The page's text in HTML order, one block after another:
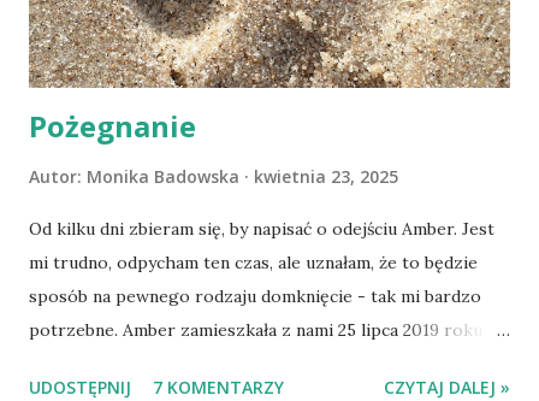
Pożegnanie
Autor: Monika Badowska kwietnia 23, 2025
Od kilku dni zbieram się, by napisać o odejściu Amber. Jest
mi trudno, odpycham ten czas, ale uznałam, że to będzie
sposób na pewnego rodzaju domknięcie - tak mi bardzo
potrzebne. Amber zamieszkała z nami 25 lipca 2019 roku.
UDOSTĘPNIJ 7 KOMENTARZY CZYTAJ DALEJ »